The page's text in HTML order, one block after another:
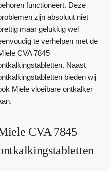
functioneert. Deze
zijn absoluut niet
maar gelukkig wel
te verhelpen met de
CVA 7845
Naast
bieden wij
Miele vloeibare ontkalker
CVA 7845